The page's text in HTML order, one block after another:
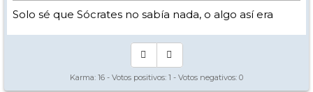
Solo sé que Sócrates no sabía nada, o algo así era
Karma: 16 - Votos positivos: 1 - Votos negativos: 0